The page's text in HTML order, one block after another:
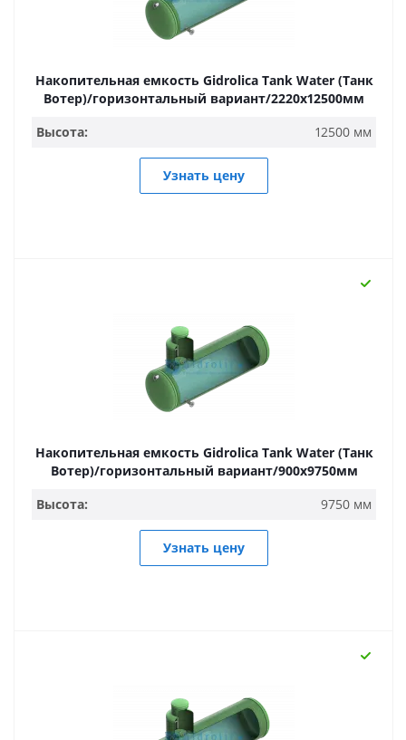
Накопительная емкость Gidrolica Tank Water (Танк
Вотер)/горизонтальный вариант/2220х12500мм
Высота:
12500 мм
Узнать цену
Накопительная емкость Gidrolica Tank Water (Танк
Вотер)/горизонтальный вариант/900х9750мм
Высота:
9750 мм
Узнать цену